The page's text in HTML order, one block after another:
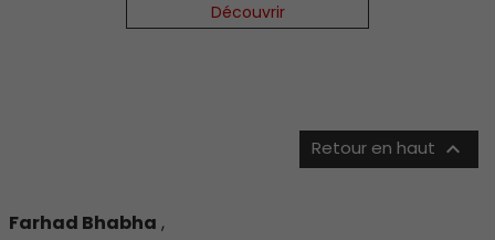
Découvrir
Retour en haut 
Farhad Bhabha ,